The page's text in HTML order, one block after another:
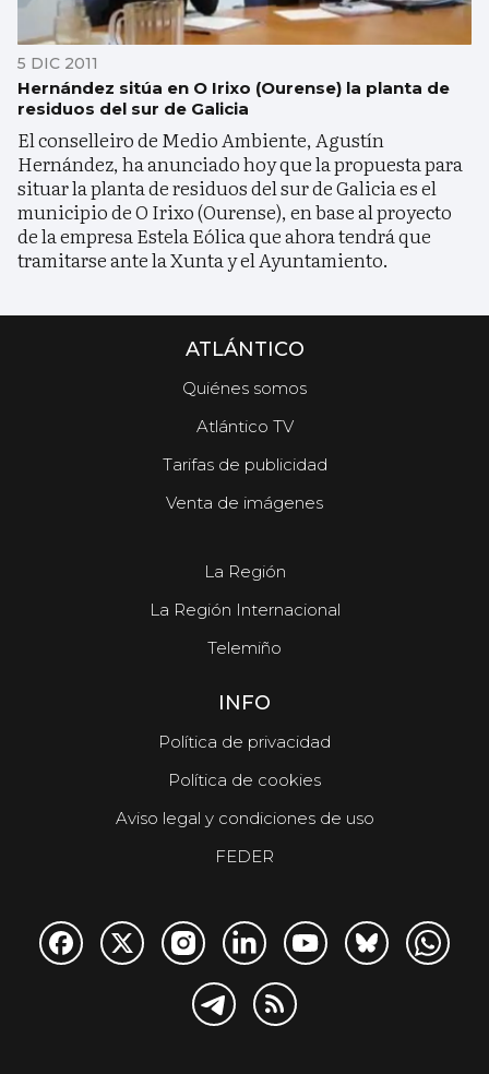
5 DIC 2011
Hernández sitúa en O Irixo (Ourense) la planta de
residuos del sur de Galicia
El conselleiro de Medio Ambiente, Agustín
Hernández, ha anunciado hoy que la propuesta para
situar la planta de residuos del sur de Galicia es el
municipio de O Irixo (Ourense), en base al proyecto
de la empresa Estela Eólica que ahora tendrá que
tramitarse ante la Xunta y el Ayuntamiento.
ATLÁNTICO
Quiénes somos
Atlántico TV
Tarifas de publicidad
Venta de imágenes
La Región
La Región Internacional
Telemiño
INFO
Política de privacidad
Política de cookies
Aviso legal y condiciones de uso
FEDER